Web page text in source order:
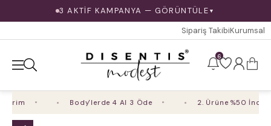
3 AKTİF KAMPANYA — GÖRÜNTÜLE ▼
Sipariş TakibiKurumsal
6
Body'lerde 4 Al 3 Öde 2. Ürüne %50 İndirim